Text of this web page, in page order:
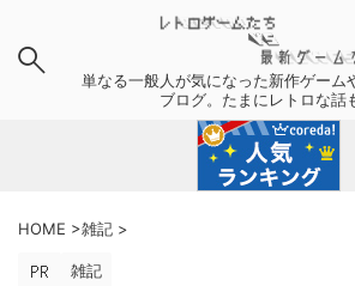
単なる一般人が気になった新作ゲーム
ブログ。たまにレトロな話
HOME >雑記 >
雑記